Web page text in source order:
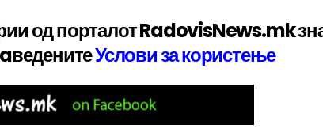
од порталот RadovisNews.mk
Услови за користење